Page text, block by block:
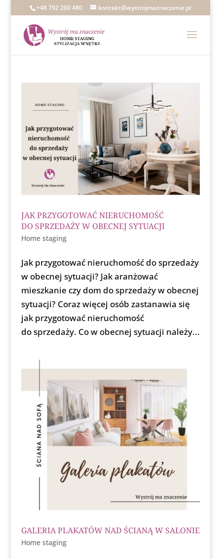
+48 792 260 480 kontakt@wystrojmaznaczenie.pl
JAK PRZYGOTOWAĆ NIERUCHOMOŚĆ
DO SPRZEDAŻY W OBECNEJ SYTUACJI
Home staging
Jak przygotować nieruchomość do sprzedaży
w obecnej sytuacji? Jak aranżować
mieszkanie czy dom do sprzedaży w obecnej
sytuacji? Coraz więcej osób zastanawia się
jak przygotować nieruchomość
do sprzedaży. Co w obecnej sytuacji należy...
GALERIA PLAKATÓW NAD ŚCIANĄ W SALONIE
Home staging